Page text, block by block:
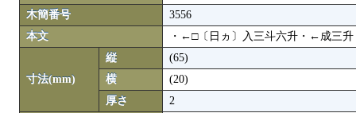
木簡番号
3556
本文
・←□〔日ヵ〕入三斗六升・←成三升
寸法(mm)
縦
(65)
横
(20)
厚さ
2